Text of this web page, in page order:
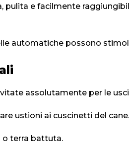
pulita e facilmente
automatiche possono
assolutamente per le
ustioni ai cuscinetti del cane.
o terra battuta.